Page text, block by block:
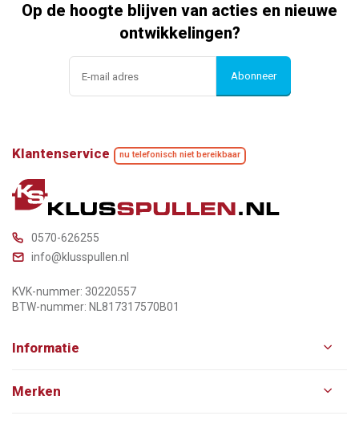
Op de hoogte blijven van acties en nieuwe
ontwikkelingen?
Abonneer
Klantenservice nu telefonisch niet bereikbaar
0570-626255
info@klusspullen.nl
KVK-nummer: 30220557
BTW-nummer: NL817317570B01
Informatie
Merken